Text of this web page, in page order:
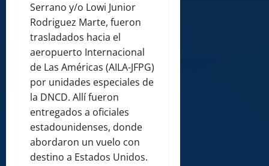
Serrano y/o Lowi Junior
Rodriguez Marte, fueron
trasladados hacia el
aeropuerto Internacional
de Las Américas (AILA-JFPG)
por unidades especiales de
la DNCD. Allí fueron
entregados a oficiales
estadounidenses, donde
abordaron un vuelo con
destino a Estados Unidos.